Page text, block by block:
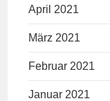
April 2021
März 2021
Februar 2021
Januar 2021